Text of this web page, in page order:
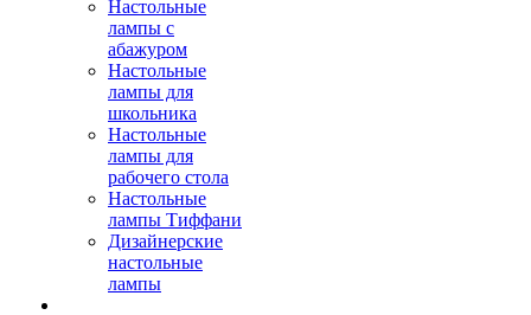
Настольные
лампы с
абажуром
Настольные
лампы для
школьника
Настольные
лампы для
рабочего стола
Настольные
лампы Тиффани
Дизайнерские
настольные
лампы